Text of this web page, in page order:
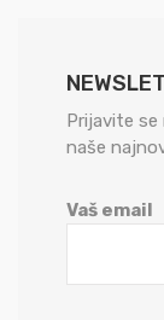
Prijavite
naše
Vaš email